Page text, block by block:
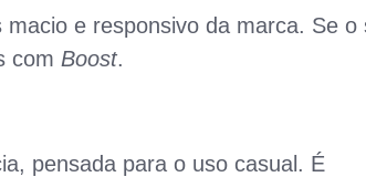
e responsivo da marca. Se o
com Boost.
pensada para o uso casual. É